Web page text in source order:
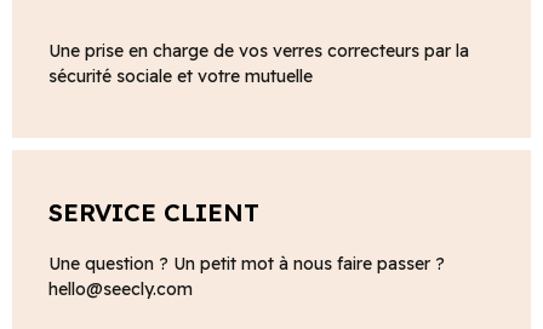
Une prise en charge de vos verres correcteurs par la
sécurité sociale et votre mutuelle
SERVICE CLIENT
Une question ? Un petit mot à nous faire passer ?
hello@seecly.com